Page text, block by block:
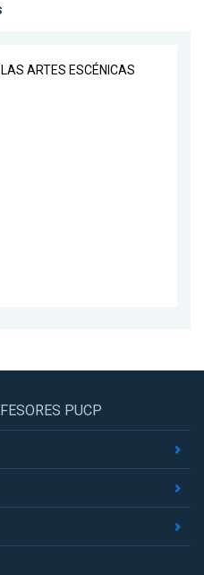
ARTES ESCÉNICAS
PUCP